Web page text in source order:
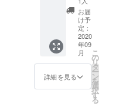
詳細は
後日ご
連絡致
しま
す。 そ
の他ご
質問な
どあり
どで、
指導法
や補助
法を載
せた資
料もお
渡し致
しま
ン】 全
力で応
援する
プラン
です。
当社HP
にて個
人名・
団体名
を掲載
お届
け予
定：
2020
年09
月
詳細を見る
こ
の
リ
タ
ー
ン
を
選
択
す
る